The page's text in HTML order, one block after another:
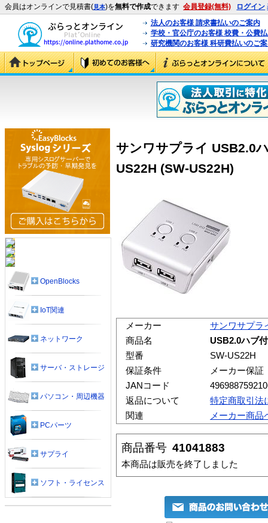
会員はオンラインで見積書(見本)を無料で作成できます 会員登録(無料) ログイン
法人のお客様 請求書払いのご案内
学校・官公庁のお客様 校費・公費
研究機関のお客様 科研費払いのご
サンワサプライ USB2.0
US22H (SW-US22H)
メーカー
サンワサプラ
商品名
USB2.0ハブ
型番
SW-US22H
保証条件
メーカー保証
JANコード
返品について
特定商取引法
関連
メーカー商品
商品番号 41041883
本商品は販売を終了しました
OpenBlocks
IoT関連
ネットワーク
サーバ・ストレージ
パソコン・周辺機器
PCパーツ
サプライ
ソフト・ライセンス